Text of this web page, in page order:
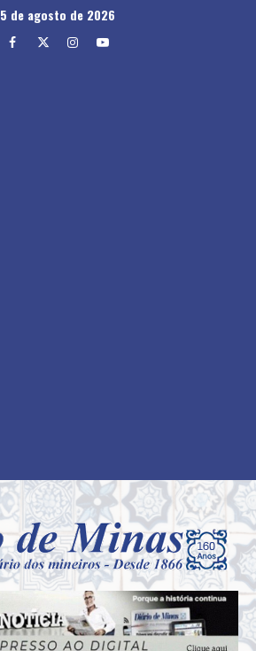
5 de agosto de 2026
Facebook
TwitterInstagram
Youtube